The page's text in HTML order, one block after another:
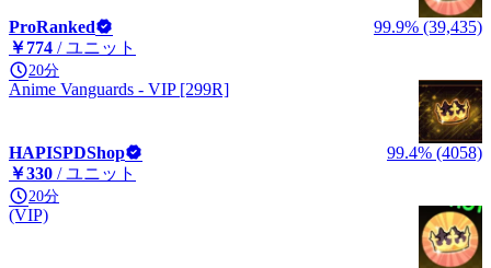
ProRanked
99.9% (39,435)
￥774 / ユニット
20分
Anime Vanguards - VIP [299R]
HAPISPDShop
99.4% (4058)
￥330 / ユニット
20分
(VIP)